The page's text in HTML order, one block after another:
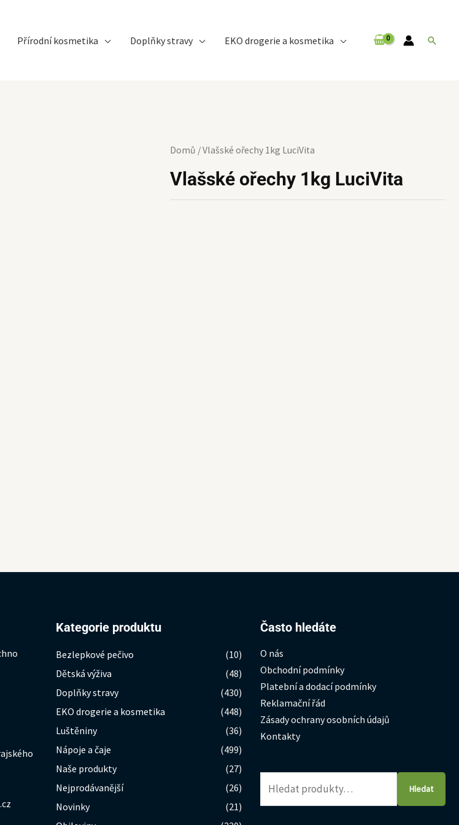
Přírodní kosmetika Doplňky stravy EKO drogerie a kosmetika Hledat
Domů / Vlašské ořechy 1kg LuciVita
Vlašské ořechy 1kg LuciVita
Kategorie produktu
Bezlepkové pečivo
(10)
Dětská výživa
(48)
Doplňky stravy
(430)
EKO drogerie a kosmetika
(448)
Luštěniny
(36)
Nápoje a čaje
(499)
Naše produkty
(27)
Nejprodávanější
(26)
Novinky
(21)
Často hledáte
O nás
Obchodní podmínky
Platební a dodací podmínky
Reklamační řád
Zásady ochrany osobních údajů
Kontakty
Hledat:
Hledat